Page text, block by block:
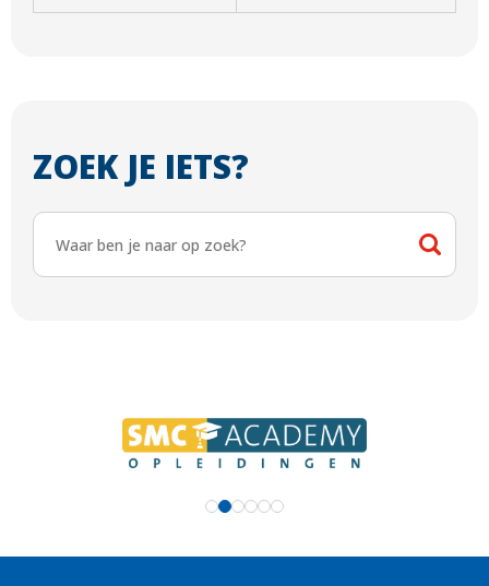
ZOEK JE IETS?